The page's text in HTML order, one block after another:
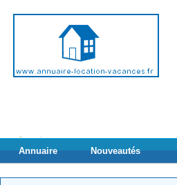
Annuaire Nouveautés